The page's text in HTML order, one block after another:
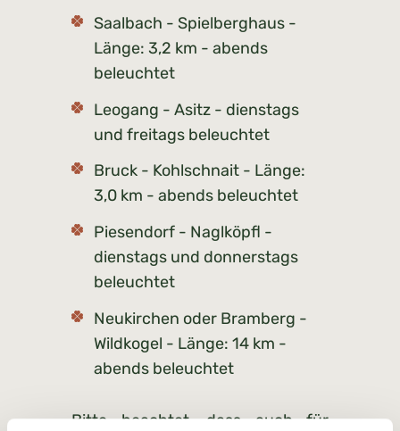
Saalbach - Spielberghaus -
Länge: 3,2 km - abends
beleuchtet
Leogang - Asitz - dienstags
und freitags beleuchtet
Bruck - Kohlschnait - Länge:
3,0 km - abends beleuchtet
Piesendorf - Naglköpfl -
dienstags und donnerstags
beleuchtet
Neukirchen oder Bramberg -
Wildkogel - Länge: 14 km -
abends beleuchtet
Bitte beachtet, dass auch für